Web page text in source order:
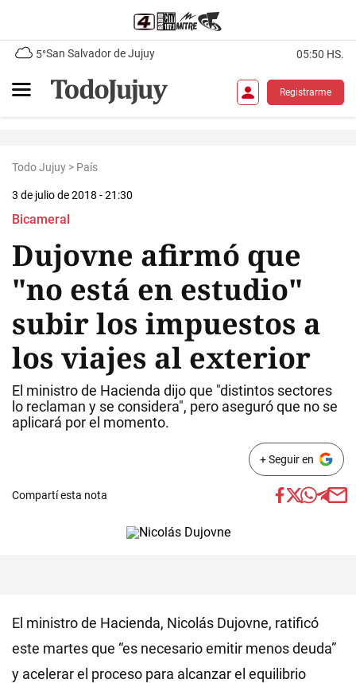
5°San Salvador de Jujuy 05:50 HS.
Registrarme
Todo Jujuy > País
3 de julio de 2018 - 21:30
Bicameral
Dujovne afirmó que
"no está en estudio"
subir los impuestos a
los viajes al exterior
El ministro de Hacienda dijo que "distintos sectores
lo reclaman y se considera", pero aseguró que no se
aplicará por el momento.
+ Seguir en
Compartí esta nota
El ministro de Hacienda, Nicolás Dujovne, ratificó
este martes que “es necesario emitir menos deuda”
y acelerar el proceso para alcanzar el equilibrio